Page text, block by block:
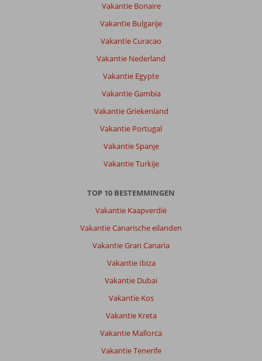
Vakantie Bonaire
Vakantie Bulgarije
Vakantie Curacao
Vakantie Nederland
Vakantie Egypte
Vakantie Gambia
Vakantie Griekenland
Vakantie Portugal
Vakantie Spanje
Vakantie Turkije
TOP 10 BESTEMMINGEN
Vakantie Kaapverdië
Vakantie Canarische eilanden
Vakantie Gran Canaria
Vakantie Ibiza
Vakantie Dubai
Vakantie Kos
Vakantie Kreta
Vakantie Mallorca
Vakantie Tenerife